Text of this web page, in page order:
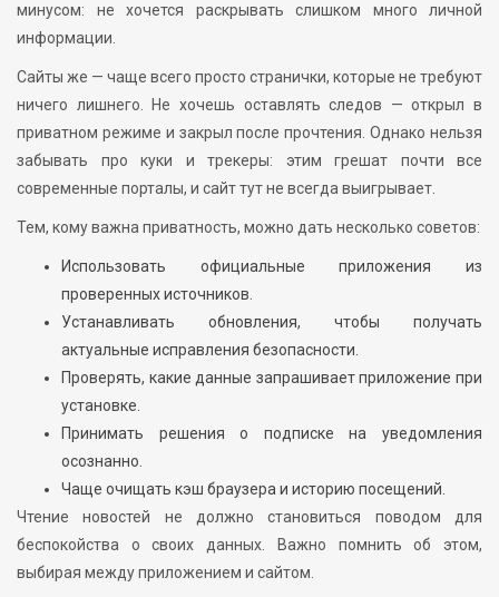
минусом: не хочется раскрывать слишком много личной
информации.
Сайты же — чаще всего просто странички, которые не требуют
ничего лишнего. Не хочешь оставлять следов — открыл в
приватном режиме и закрыл после прочтения. Однако нельзя
забывать про куки и трекеры: этим грешат почти все
современные порталы, и сайт тут не всегда выигрывает.
Тем, кому важна приватность, можно дать несколько советов:
Использовать официальные приложения из
проверенных источников.
Устанавливать обновления, чтобы получать
актуальные исправления безопасности.
Проверять, какие данные запрашивает приложение при
установке.
Принимать решения о подписке на уведомления
осознанно.
Чаще очищать кэш браузера и историю посещений.
Чтение новостей не должно становиться поводом для
беспокойства о своих данных. Важно помнить об этом,
выбирая между приложением и сайтом.